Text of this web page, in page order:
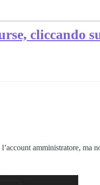
cliccando
amministratore, ma